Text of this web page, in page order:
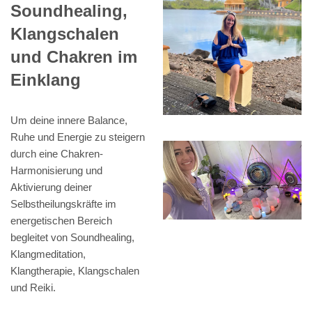
Soundhealing,
Klangschalen
und Chakren im
Einklang
Um deine innere Balance,
Ruhe und Energie zu steigern
durch eine Chakren-
Harmonisierung und
Aktivierung deiner
Selbstheilungskräfte im
energetischen Bereich
begleitet von Soundhealing,
Klangmeditation,
Klangtherapie, Klangschalen
und Reiki.